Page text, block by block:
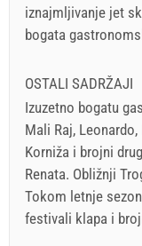
iznajmljivanje jet
bogata
OSTALI SADRŽAJI
Izuzetno bogatu
Mali Raj,
Korniža i brojni
Renata. Obližnji
Tokom letnje
festivali klapa i